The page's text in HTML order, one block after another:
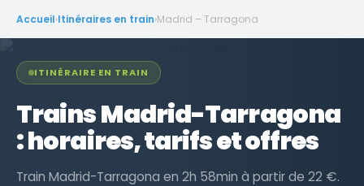
Accueil›Itinéraires en train›Madrid – Tarragona
ITINÉRAIRE EN TRAIN
Trains Madrid-Tarragona
: horaires, tarifs et offres
Train Madrid-Tarragona en 2h 58min à partir de 22 €.